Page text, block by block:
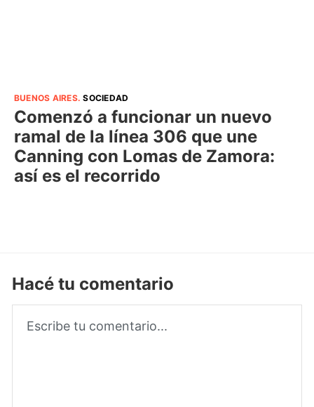
BUENOS AIRES.SOCIEDAD
Comenzó a funcionar un nuevo
ramal de la línea 306 que une
Canning con Lomas de Zamora:
así es el recorrido
Hacé tu comentario